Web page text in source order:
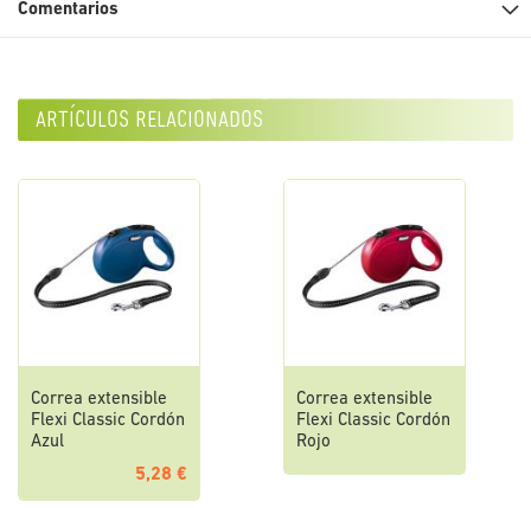
Comentarios
artículos relacionados
Correa extensible
Flexi Classic Cordón
Azul
5,28 €
Correa extensible
Flexi Classic Cordón
Rojo